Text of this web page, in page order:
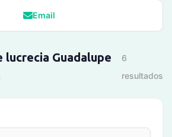
Email
lucrecia Guadalupe
6
resultados